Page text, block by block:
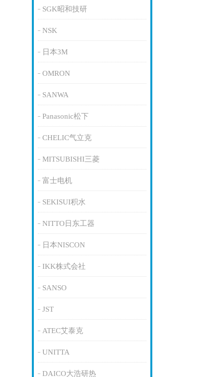
SGK昭和技研
NSK
日本3M
OMRON
SANWA
Panasonic松下
CHELIC气立克
MITSUBISHI三菱
富士电机
SEKISUI积水
NITTO日东工器
日本NISCON
IKK株式会社
SANSO
JST
ATEC艾泰克
UNITTA
DAICO大浩研热